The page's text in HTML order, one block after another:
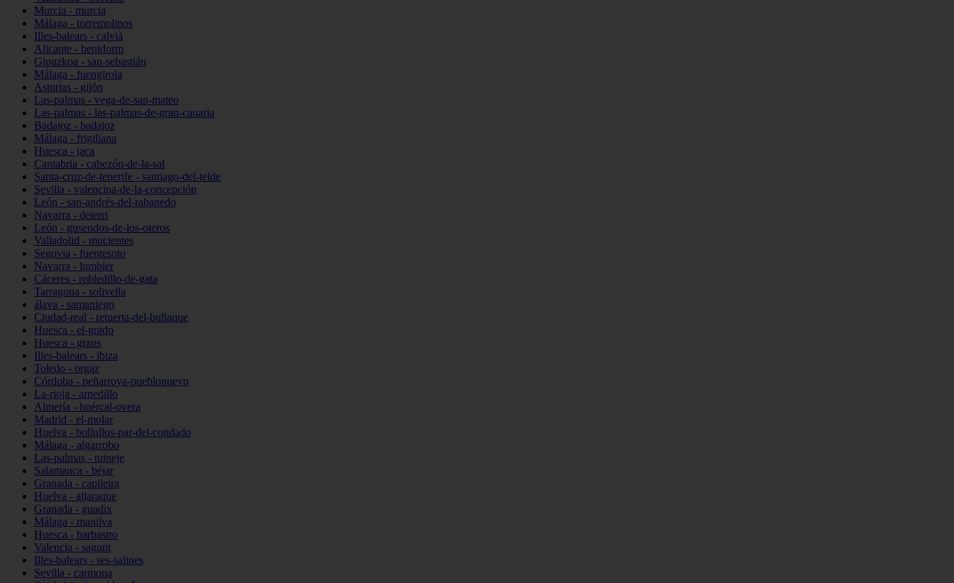
Murcia - murcia
Málaga - torremolinos
Illes-balears - calvià
Alicante - benidorm
Gipuzkoa - san-sebastián
Málaga - fuengirola
Asturias - gijón
Las-palmas - vega-de-san-mateo
Las-palmas - las-palmas-de-gran-canaria
Badajoz - badajoz
Málaga - frigiliana
Huesca - jaca
Cantabria - cabezón-de-la-sal
Santa-cruz-de-tenerife - santiago-del-teide
Sevilla - valencina-de-la-concepción
León - san-andrés-del-rabanedo
Navarra - deierri
León - gusendos-de-los-oteros
Valladolid - mucientes
Segovia - fuentesoto
Navarra - lumbier
Cáceres - robledillo-de-gata
Tarragona - solivella
álava - samaniego
Ciudad-real - retuerta-del-bullaque
Huesca - el-grado
Huesca - graus
Illes-balears - ibiza
Toledo - orgaz
Córdoba - peñarroya-pueblonuevo
La-rioja - arnedillo
Almería - huércal-overa
Madrid - el-molar
Huelva - bollullos-par-del-condado
Málaga - algarrobo
Las-palmas - tuineje
Salamanca - béjar
Granada - capileira
Huelva - aljaraque
Granada - guadix
Málaga - manilva
Huesca - barbastro
Valencia - sagunt
Illes-balears - ses-salines
Sevilla - carmona